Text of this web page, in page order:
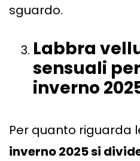
sguardo.
Labbra
sensuali
inverno
Per quanto riguarda
inverno 2025 si